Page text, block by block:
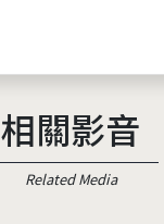
相關影音
Related Media